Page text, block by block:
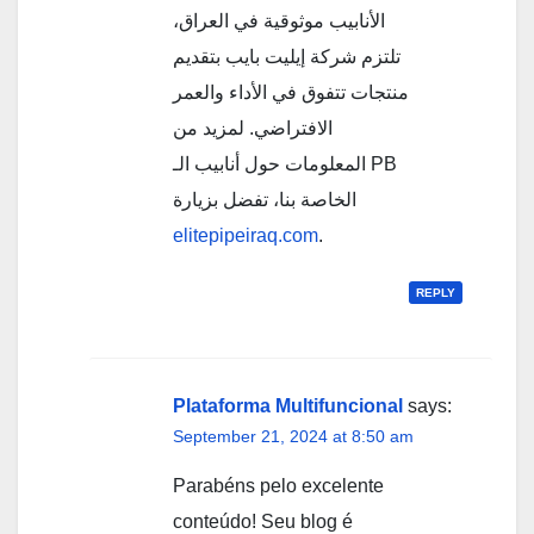
الأنابيب موثوقية في العراق،
تلتزم شركة إيليت بايب بتقديم
منتجات تتفوق في الأداء والعمر
الافتراضي. لمزيد من
المعلومات حول أنابيب الـ PB
الخاصة بنا، تفضل بزيارة
elitepipeiraq.com.
REPLY
Plataforma Multifuncional says:
September 21, 2024 at 8:50 am
Parabéns pelo excelente
conteúdo! Seu blog é